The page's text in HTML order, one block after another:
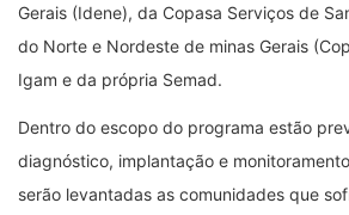
Gerais (Idene), da Copasa Serviços de
do Norte e Nordeste de minas Gerais
Igam e da própria Semad.
Dentro do escopo do programa estão
diagnóstico, implantação e
serão levantadas as comunidades que